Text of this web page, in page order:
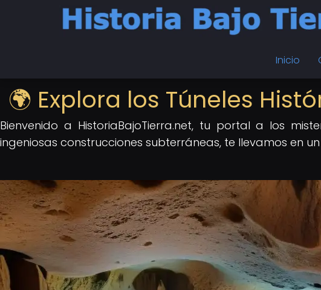
Inicio
🌍 Explora los Túneles
Bienvenido a HistoriaBajoTierra.net, tu portal a los
ingeniosas construcciones subterráneas, te llevamos en